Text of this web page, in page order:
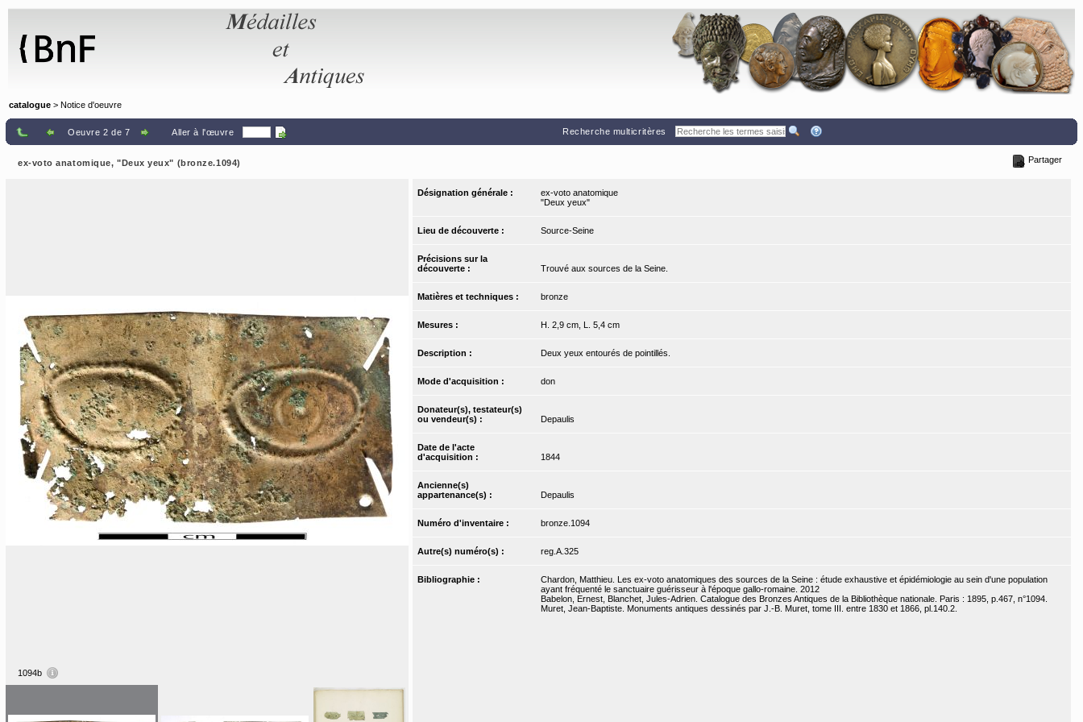
catalogue > Notice d'oeuvre
Oeuvre 2 de 7 Aller à l'œuvre Recherche multicritères
ex-voto anatomique, "Deux yeux" (bronze.1094) Partager
1094b
Désignation générale :
ex-voto anatomique
"Deux yeux"
Lieu de découverte : Source-Seine
Précisions sur la
découverte :
Trouvé aux sources de la Seine.
Matières et techniques : bronze
Mesures : H. 2,9 cm, L. 5,4 cm
Description : Deux yeux entourés de pointillés.
Mode d'acquisition : don
Donateur(s), testateur(s)
ou vendeur(s) :
Depaulis
Date de l'acte
d'acquisition :
1844
Ancienne(s)
appartenance(s) :
Depaulis
Numéro d'inventaire : bronze.1094
Autre(s) numéro(s) : reg.A.325
Bibliographie :
Chardon, Matthieu. Les ex-voto anatomiques des sources de la Seine : étude exhaustive et épidémiologie au sein d'une population
ayant fréquenté le sanctuaire guérisseur à l'époque gallo-romaine. 2012
Babelon, Ernest, Blanchet, Jules-Adrien. Catalogue des Bronzes Antiques de la Bibliothèque nationale. Paris : 1895, p.467, n°1094.
Muret, Jean-Baptiste. Monuments antiques dessinés par J.-B. Muret, tome III. entre 1830 et 1866, pl.140.2.